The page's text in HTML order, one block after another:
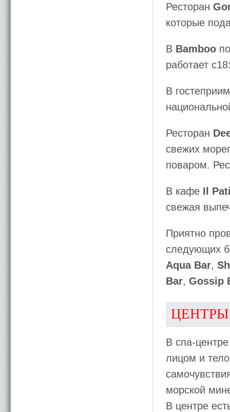
Ресторан
которые
В Bamboo
работает
В
Ресторан
свежих
поваром.
В кафе Il
свежая
Приятно
следующих
Aqua Bar,
Bar, Gossip
В спа-
лицом и
морской
В центре